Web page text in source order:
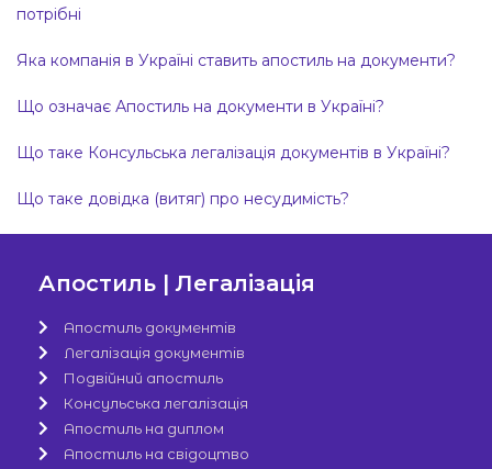
потрібні
Яка компанія в Україні ставить апостиль на документи?
Що означає Апостиль на документи в Україні?
Що таке Консульська легалізація документів в Україні?
Що таке довідка (витяг) про несудимість?
Апостиль | Легалізація
Апостиль документів
Легалізація документів
Подвійний апостиль
Консульська легалізація
Апостиль на диплом
Апостиль на свідоцтво